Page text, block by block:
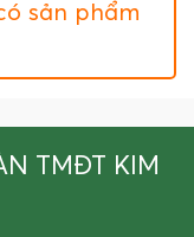
sản phẩm
TMĐT KIM